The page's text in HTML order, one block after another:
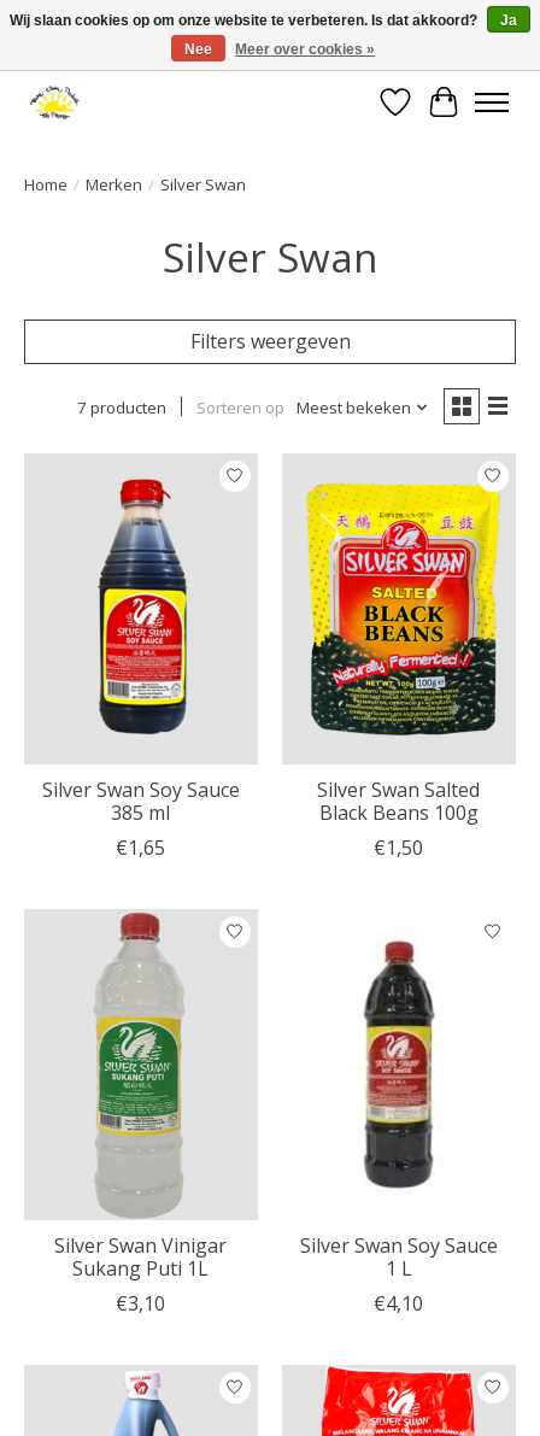
Large selection of products and fast shipping!
Verlanglijst
Home / Merken / Silver Swan
Silver Swan
Filters weergeven
7 producten Sorteren op Meest bekeken
Silver Swan Soy Sauce
385 ml
€1,65
Silver Swan Salted
Black Beans 100g
€1,50
Silver Swan Vinigar
Sukang Puti 1L
€3,10
Silver Swan Soy Sauce
1 L
€4,10
Wij slaan cookies op om onze website te verbeteren. Is dat akkoord?
Ja
Nee
Meer over cookies »